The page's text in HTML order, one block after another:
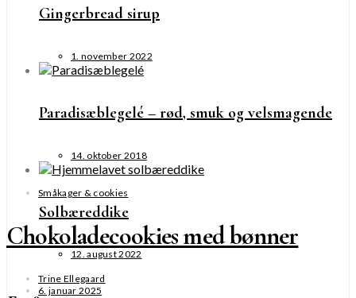
Gingerbread sirup
1. november 2022
Paradisæblegelé – rød, smuk og velsmagende
14. oktober 2018
Solbæreddike
12. august 2022
Småkager & cookies
Chokoladecookies med bønner
Trine Ellegaard
6. januar 2025